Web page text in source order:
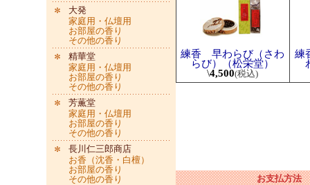
大発
家庭用・仏壇用
お部屋の香り
その他の香り
精華堂
家庭用・仏壇用
お部屋の香り
その他の香り
芳薫堂
家庭用・仏壇用
お部屋の香り
その他の香り
長川仁三郎商店
お香（沈香・白檀）
お部屋の香り
その他の香り
練香 早わらび（さわ
らび）（松栄堂）
\4,500(税込)
練
お支払方法